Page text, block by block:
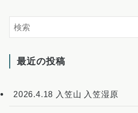
最近の投稿
2026.4.18 入笠山 入笠湿原